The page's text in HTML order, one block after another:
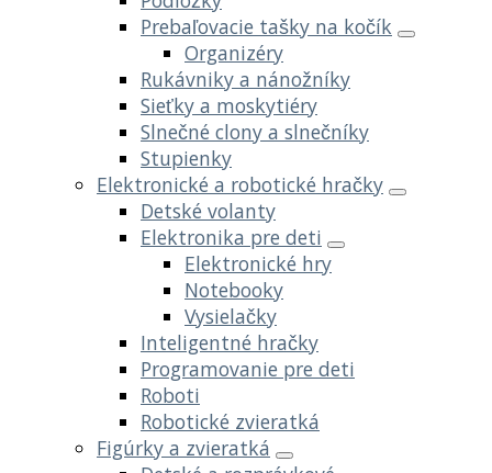
Prebaľovacie tašky na kočík
Organizéry
Rukávniky a nánožníky
Sieťky a moskytiéry
Slnečné clony a slnečníky
Stupienky
Elektronické a robotické hračky
Detské volanty
Elektronika pre deti
Elektronické hry
Notebooky
Vysielačky
Inteligentné hračky
Programovanie pre deti
Roboti
Robotické zvieratká
Figúrky a zvieratká